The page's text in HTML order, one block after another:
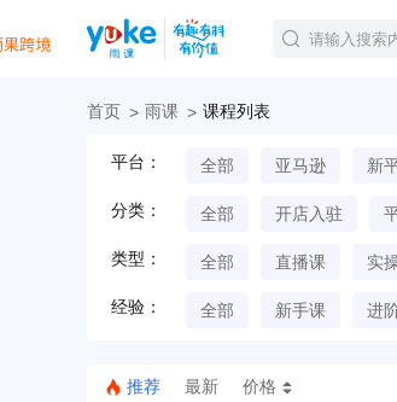
首页 雨课 课程列表
平台： 全部 亚马逊 新
分类： 全部 开店入驻
类型： 全部 直播课 实
经验： 全部 新手课 进
推荐 最新 价格